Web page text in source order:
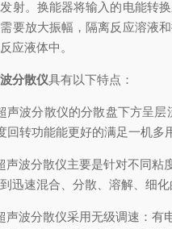
射。换能器将输入的电能转
要放大振幅，隔离反应溶液
应液体中。
分散仪具有以下特点：
分散仪的分散盘下方呈层流
回转功能能更好的满足一机多
分散仪主要是针对不同粘度
迅速混合、分散、溶解、细
分散仪采用无级调速：有电